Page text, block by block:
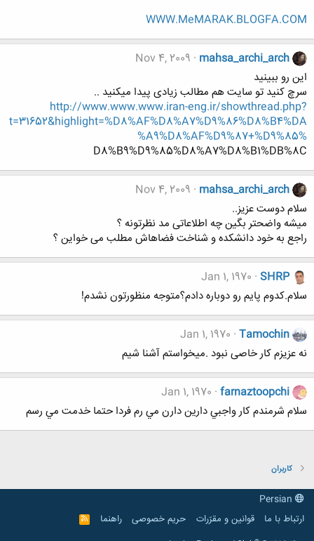
WWW.MeMARAK.BLOGFA.COM
mahsa_archi_arch
Nov 4, 2009
این رو ببینید
سرچ کنید تو سایت هم مطالب زیادی پیدا میکنید ..
http://www.www.www.iran-eng.ir/showthread.php?
t=31652&highlight=%D8%AF%D8%A7%D9%86%D8%B4%DA
%A9%D8%AF%D9%87+%D9%85%
D8%B9%D9%85%D8%A7%D8%B1%DB%8C
mahsa_archi_arch
Nov 4, 2009
سلام دوست عزیز..
میشه واضحتر بگین چه اطلاعاتی مد نظرتونه ؟
راجع به خود دانشکده و شناخت فضاهاش مطلب می خواین ؟
SHRP
Jan 1, 1970
سلام.كدوم پايم رو دوباره دادم؟متوجه منظورتون نشدم!
Tamochin
Jan 1, 1970
نه عزیزم کار خاصی نبود .میخواستم آشنا شیم
farnaztoopchi
Jan 1, 1970
سلام شرمندم كار واجبي دارين دارن مي رم فردا حتما خدمت مي رسم
کاربران
ارتباط با ما
قوانین و مقرّرات حریم خصوصی راهنما
R
S